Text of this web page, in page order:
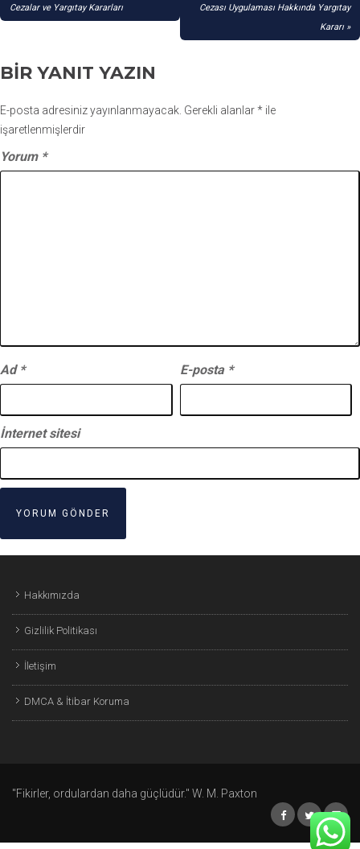
GEZINMESI
Cezalar ve Yargıtay Kararları
Cezası Uygulaması Hakkında Yargıtay
Kararı
BIR YANIT YAZIN
E-posta adresiniz yayınlanmayacak. Gerekli alanlar* ile
işaretlenmişlerdir
Yorum *
Ad * E-posta *
İnternet sitesi
Hakkımızda
Gizlilik Politikası
İletişim
DMCA & İtibar Koruma
"Fikirler, ordulardan daha güçlüdür." W. M. Paxton